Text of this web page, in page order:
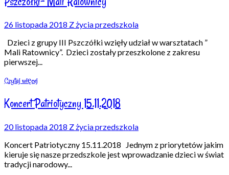
26 listopada 2018 Z życia przedszkola
Dzieci z grupy III Pszczółki wzięły udział w warsztatach ”
Mali Ratownicy”. Dzieci zostały przeszkolone z zakresu
pierwszej...
Czytaj więcej
Koncert Patriotyczny 15.11.2018
20 listopada 2018 Z życia przedszkola
Koncert Patriotyczny 15.11.2018 Jednym z priorytetów jakim
kieruje się nasze przedszkole jest wprowadzanie dzieci w świat
tradycji narodowy...